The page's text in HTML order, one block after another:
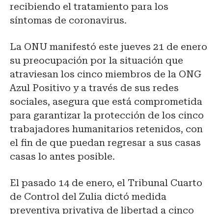
recibiendo el tratamiento para los
síntomas de coronavirus.
La ONU manifestó este jueves 21 de enero
su preocupación por la situación que
atraviesan los cinco miembros de la ONG
Azul Positivo y a través de sus redes
sociales, asegura que está comprometida
para garantizar la protección de los cinco
trabajadores humanitarios retenidos, con
el fin de que puedan regresar a sus casas
casas lo antes posible.
El pasado 14 de enero, el Tribunal Cuarto
de Control del Zulia dictó medida
preventiva privativa de libertad a cinco